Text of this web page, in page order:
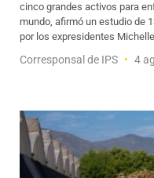
cinco grandes activos para
mundo, afirmó un estudio de
por los expresidentes
Corresponsal de IPS 4